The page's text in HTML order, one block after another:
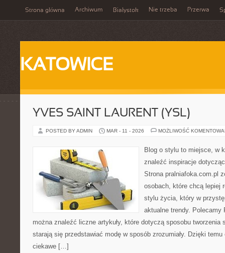
Strona główna Archiwum Białystok Nie trzeba Przerwa
KATOWICE
YVES SAINT LAURENT (YSL)
POSTED BY ADMIN MAR - 11 - 2026 MOŻLIWOŚĆ
Blog o stylu to miejsce, w
znaleźć inspiracje
Strona pralniafoka.com.pl
osobach, które chcą lepiej
stylu życia, który w
aktualne trendy. Polecamy
można znaleźć liczne artykuły, które dotyczą sposobu
starają się przedstawiać modę w sposób zrozumiały. Dzięki
ciekawe […]